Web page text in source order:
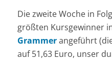
Die zweite Woche in
größten Kursgewinner
Grammerangeführt
auf 51,63 Euro, unser